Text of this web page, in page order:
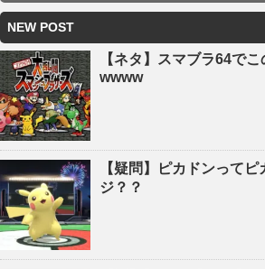
NEW POST
【ネタ】スマブラ64で
wwww
【疑問】ピカドンって
ジ？？